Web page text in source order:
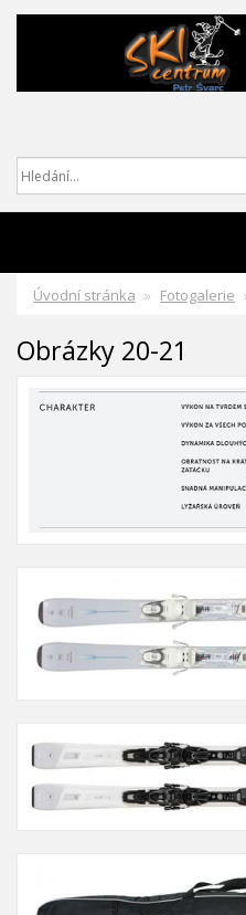
Úvodní stránka Fotogalerie
Obrázky 20-21